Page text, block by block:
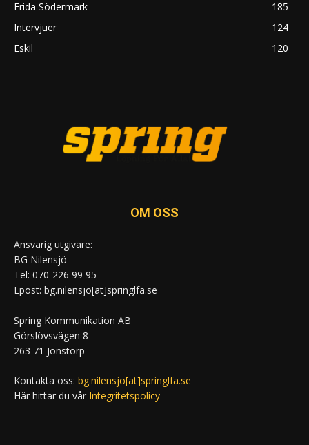
Frida Södermark
185
Intervjuer
124
Eskil
120
OM OSS
Ansvarig utgivare:
BG Nilensjö
Tel: 070-226 99 95
Epost: bg.nilensjo[at]springlfa.se
Spring Kommunikation AB
Görslövsvägen 8
263 71 Jonstorp
Kontakta oss: bg.nilensjo[at]springlfa.se
Här hittar du vår Integritetspolicy